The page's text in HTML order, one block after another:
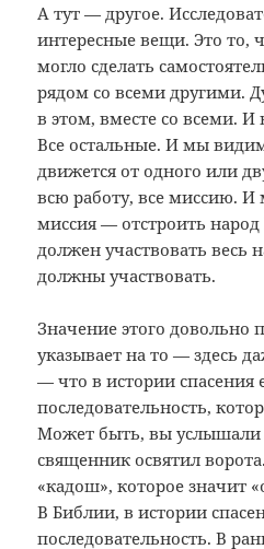
А тут — другое.
интересные вещи. Это то,
могло сделать
рядом со всеми другими.
в этом, вместе со всеми. И
Все остальные. И мы
движется от одного или
всю работу, все миссию.
миссия — отстроить
должен участвовать весь
должны участвовать.
Значение этого довольно
указывает на то — здесь
— что в истории спасения
последовательность,
Может быть, вы услышали
священник освятил
«кадош», которое значит
В Библии, в истории
последовательность. В